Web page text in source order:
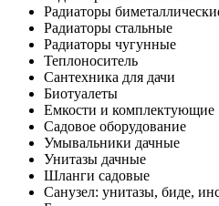
Радиаторы
Радиаторы стальные
Радиаторы чугунные
Теплоноситель
Сантехника для дачи
Биотуалеты
Емкости и комплектующие
Садовое оборудование
Умывальники дачные
Унитазы дачные
Шланги садовые
Санузел: унитазы, биде,